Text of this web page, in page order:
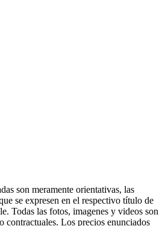
son meramente orientativas, las
se expresen en el respectivo título de
Todas las fotos, imagenes y videos son
contractuales. Los precios enunciados